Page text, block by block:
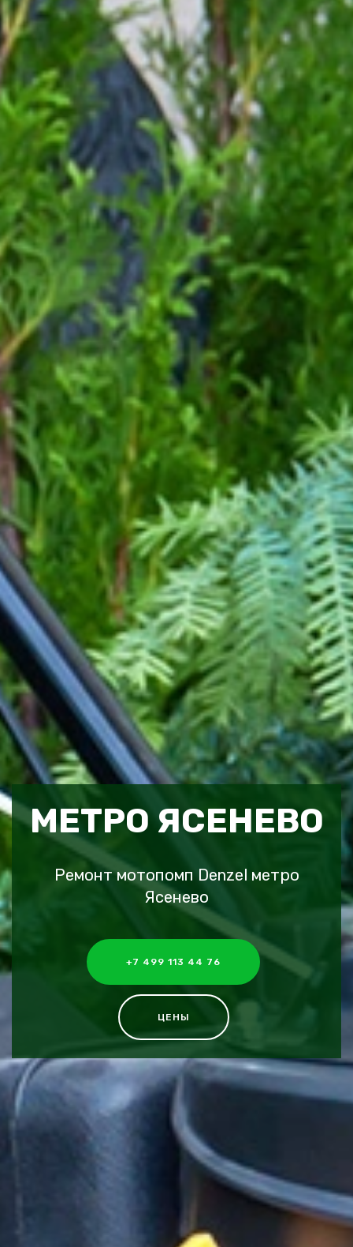
МЕТРО ЯСЕНЕВО
Ремонт мотопомп Denzel метро
Ясенево
+7 499 113 44 76
ЦЕНЫ